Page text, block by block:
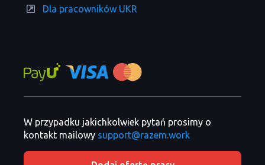
Dla pracowników UKR
W przypadku jakichkolwiek pytań prosimy o
kontakt mailowy support@razem.work